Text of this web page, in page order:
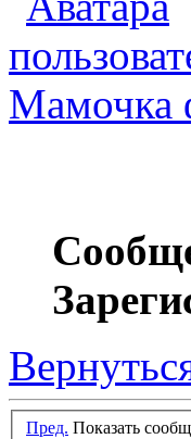
Мамочка
Пред. Показать